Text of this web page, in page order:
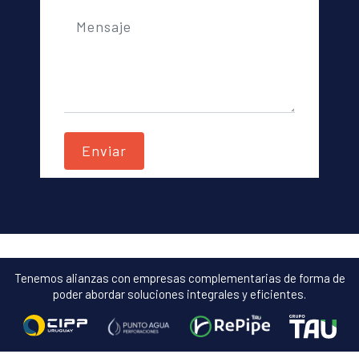
Tenemos alianzas con empresas complementarias de forma de
poder abordar soluciones integrales y eficientes.